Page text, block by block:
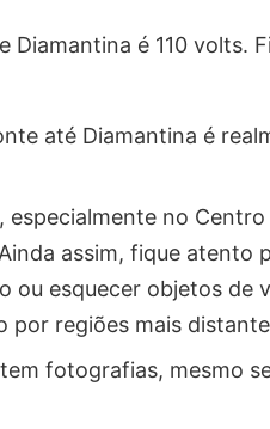
Diamantina é 110 volts.
até Diamantina é
especialmente no
assim, fique atento
ou esquecer objetos de
por regiões mais
fotografias, mesmo